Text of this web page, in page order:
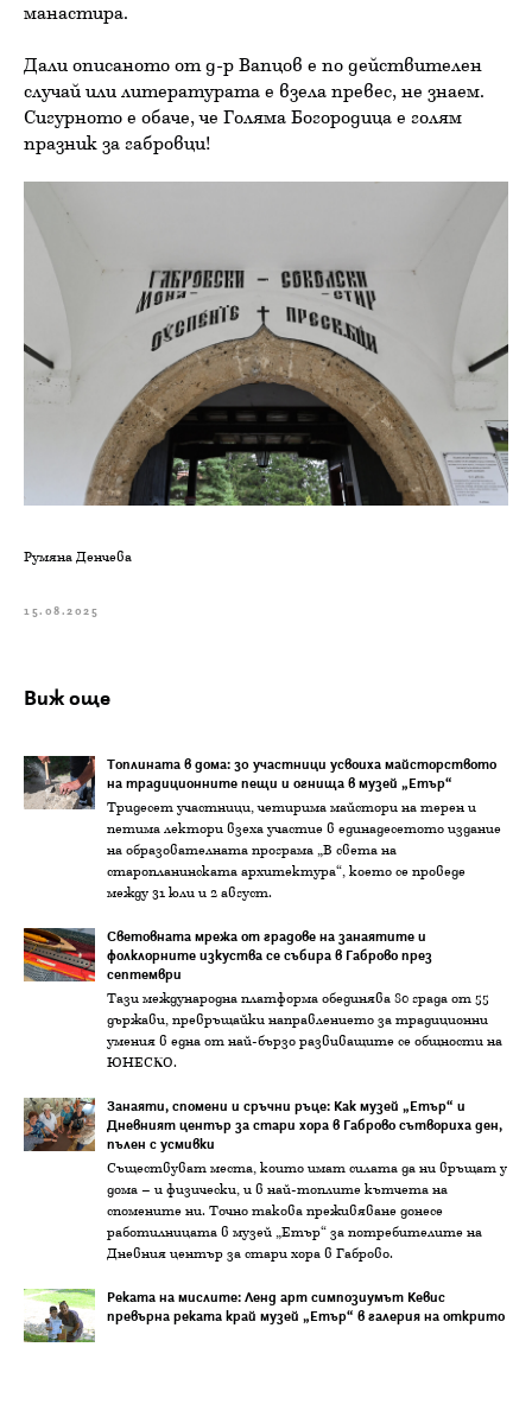
манастира.
Дали описаното от д-р Вапцов е по действителен
случай или литературата е взела превес, не знаем.
Сигурното е обаче, че Голяма Богородица е голям
празник за габровци!
Румяна Денчева
15.08.2025
Виж още
Топлината в дома: 30 участници усвоиха майсторството
на традиционните пещи и огнища в музей „Етър“
Тридесет участници, четирима майстори на терен и
петима лектори взеха участие в единадесетото издание
на образователната програма „В света на
старопланинската архитектура“, което се проведе
между 31 юли и 2 август.
Световната мрежа от градове на занаятите и
фолклорните изкуства се събира в Габрово през
септември
Тази международна платформа обединява 80 града от 55
държави, превръщайки направлението за традиционни
умения в една от най-бързо развиващите се общности на
ЮНЕСКО.
Занаяти, спомени и сръчни ръце: Как музей „Етър“ и
Дневният център за стари хора в Габрово сътвориха ден,
пълен с усмивки
Съществуват места, които имат силата да ни връщат у
дома – и физически, и в най-топлите кътчета на
спомените ни. Точно такова преживяване донесе
работилницата в музей „Етър“ за потребителите на
Дневния център за стари хора в Габрово.
Реката на мислите: Ленд арт симпозиумът Кевис
превърна реката край музей „Етър“ в галерия на открито